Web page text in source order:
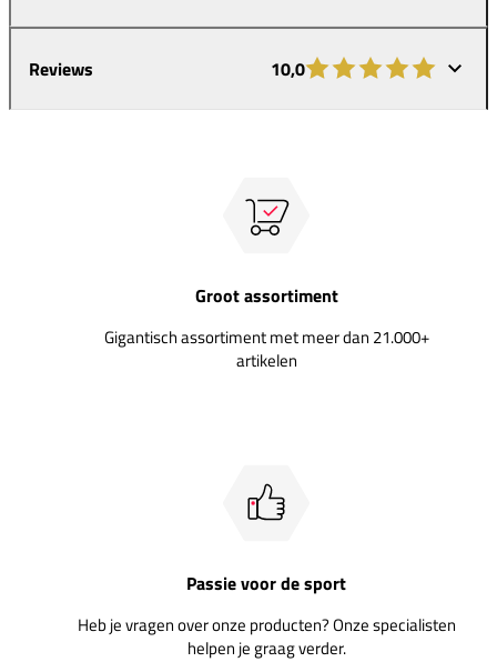
Reviews 10,0
Groot assortiment
Gigantisch assortiment met meer dan 21.000+
artikelen
Passie voor de sport
Heb je vragen over onze producten? Onze specialisten
helpen je graag verder.